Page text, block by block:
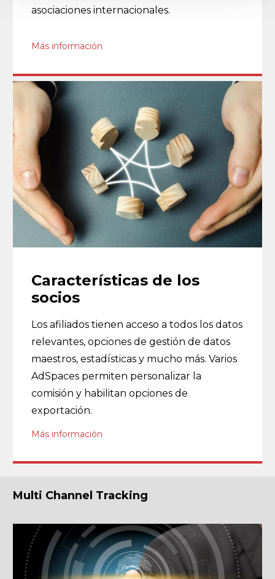
asociaciones internacionales.
Más información
Características de los
socios
Los afiliados tienen acceso a todos los datos
relevantes, opciones de gestión de datos
maestros, estadísticas y mucho más. Varios
AdSpaces permiten personalizar la
comisión y habilitan opciones de
exportación.
Más información
Multi Channel Tracking